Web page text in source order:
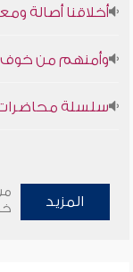
أخلاقنا أصالة
وأمنهم من خوف
سلسلة محاضرات
المزيد